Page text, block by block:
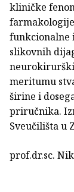
kliničke
funkcionalne
slikovnih
meritumu
širine i
priručnika.
Sveučilišta u
prof.dr.sc.